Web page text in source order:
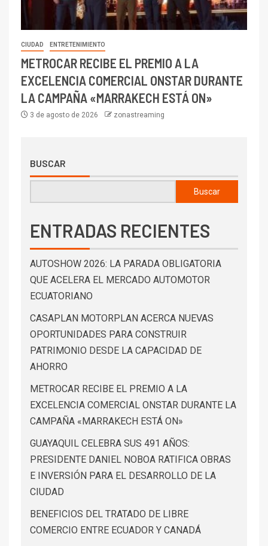
CIUDAD ENTRETENIMIENTO
METROCAR RECIBE EL PREMIO A LA
EXCELENCIA COMERCIAL ONSTAR DURANTE
LA CAMPAÑA «MARRAKECH ESTÁ ON»
3 de agosto de 2026 zonastreaming
BUSCAR
Buscar
ENTRADAS RECIENTES
AUTOSHOW 2026: LA PARADA OBLIGATORIA
QUE ACELERA EL MERCADO AUTOMOTOR
ECUATORIANO
CASAPLAN MOTORPLAN ACERCA NUEVAS
OPORTUNIDADES PARA CONSTRUIR
PATRIMONIO DESDE LA CAPACIDAD DE
AHORRO
METROCAR RECIBE EL PREMIO A LA
EXCELENCIA COMERCIAL ONSTAR DURANTE LA
CAMPAÑA «MARRAKECH ESTÁ ON»
GUAYAQUIL CELEBRA SUS 491 AÑOS:
PRESIDENTE DANIEL NOBOA RATIFICA OBRAS
E INVERSIÓN PARA EL DESARROLLO DE LA
CIUDAD
BENEFICIOS DEL TRATADO DE LIBRE
COMERCIO ENTRE ECUADOR Y CANADÁ